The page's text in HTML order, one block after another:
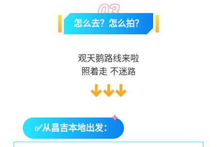
03
怎么去？怎么拍？
观天鹅路线来啦
照着走 不迷路
✅从昌吉本地出发：